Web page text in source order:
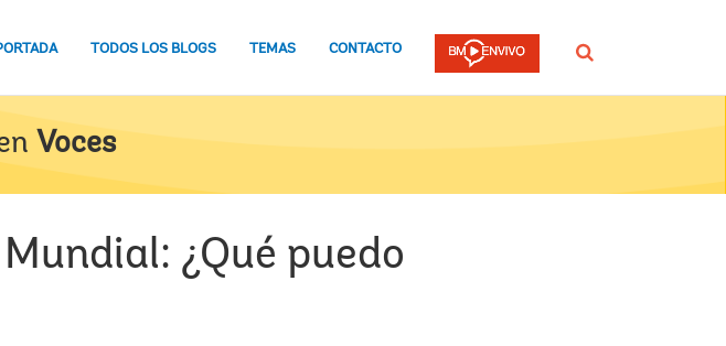
TODOS LOS BLOGS TEMAS CONTACTO Buscar
Voces
¿Qué puedo